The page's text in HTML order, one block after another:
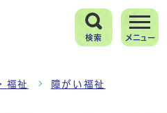
検索 メニュー
福祉 障がい福祉